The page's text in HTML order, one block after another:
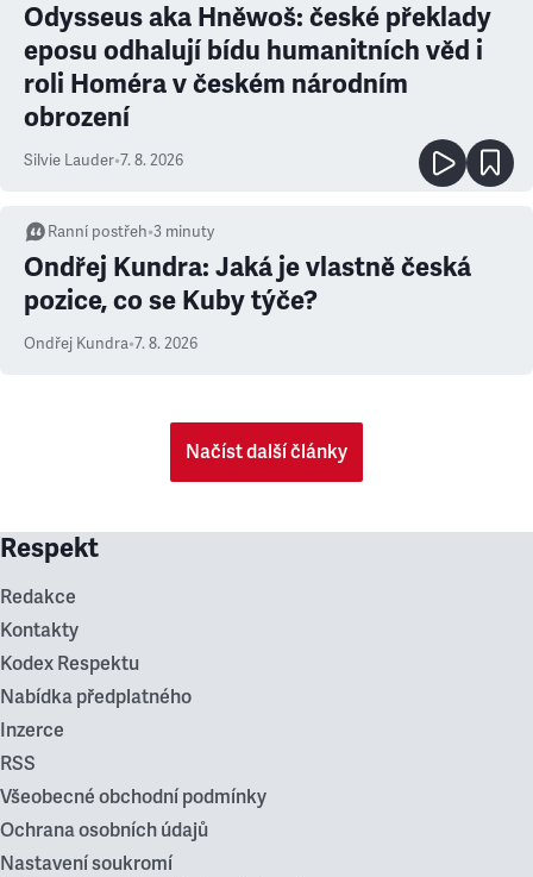
Odysseus aka Hněwoš: české překlady
eposu odhalují bídu humanitních věd i
roli Homéra v českém národním
obrození
Silvie Lauder•7. 8. 2026
Ranní postřeh•3 minuty
Ondřej Kundra: Jaká je vlastně česká
pozice, co se Kuby týče?
Ondřej Kundra•7. 8. 2026
Načíst další články
Respekt
Redakce
Kontakty
Kodex Respektu
Nabídka předplatného
Inzerce
RSS
Všeobecné obchodní podmínky
Ochrana osobních údajů
Nastavení soukromí